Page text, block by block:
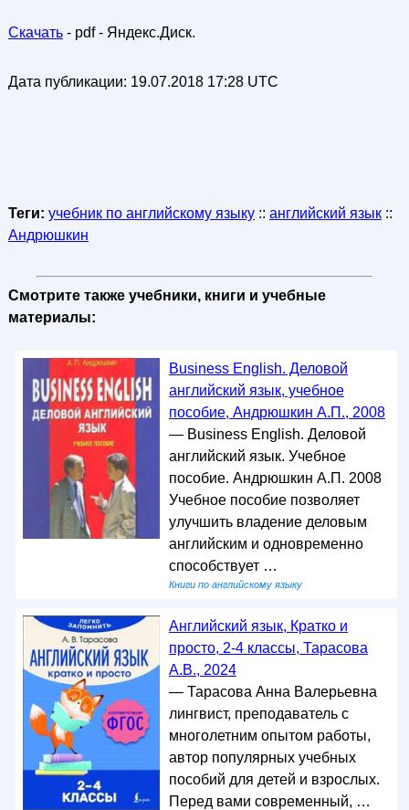
Скачать- pdf - Яндекс.Диск.
Дата публикации: 19.07.2018 17:28 UTC
Теги: учебник по английскому языку:: английский язык::
Андрюшкин
Смотрите также учебники, книги и учебные
материалы:
Business English. Деловой
английский язык, учебное
пособие, Андрюшкин А.П., 2008
— Business English. Деловой
английский язык. Учебное
пособие. Андрюшкин А.П. 2008
Учебное пособие позволяет
улучшить владение деловым
английским и одновременно
способствует …
Книги по английскому языку
Английский язык, Кратко и
просто, 2-4 классы, Тарасова
А.В., 2024
— Тарасова Анна Валерьевна
лингвист, преподаватель с
многолетним опытом работы,
автор популярных учебных
пособий для детей и взрослых.
Перед вами современный, …